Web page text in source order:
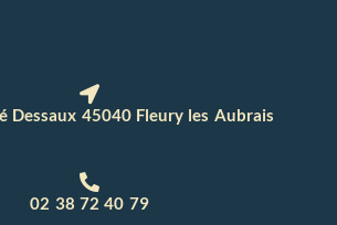
Dessaux 45040 Fleury les Aubrais
02 38 72 40 79